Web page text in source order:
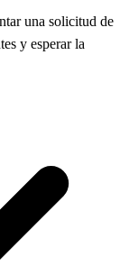
una solicitud de
y esperar la